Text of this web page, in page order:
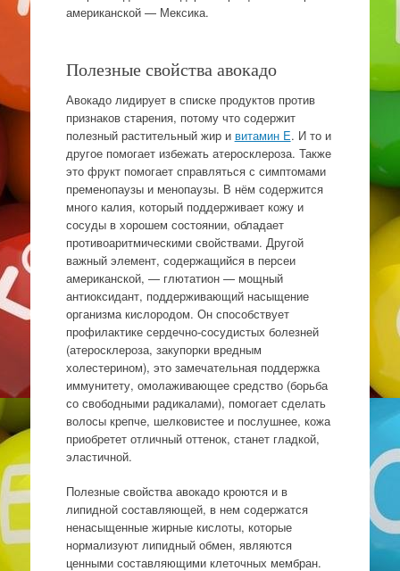
американской — Мексика.
Полезные свойства авокадо
Авокадо лидирует в списке продуктов против
признаков старения, потому что содержит
полезный растительный жир и витамин E. И то и
другое помогает избежать атеросклероза. Также
это фрукт помогает справляться с симптомами
пременопаузы и менопаузы. В нём содержится
много калия, который поддерживает кожу и
сосуды в хорошем состоянии, обладает
противоаритмическими свойствами. Другой
важный элемент, содержащийся в персеи
американской, — глютатион — мощный
антиоксидант, поддерживающий насыщение
организма кислородом. Он способствует
профилактике сердечно-сосудистых болезней
(атеросклероза, закупорки вредным
холестерином), это замечательная поддержка
иммунитету, омолаживающее средство (борьба
со свободными радикалами), помогает сделать
волосы крепче, шелковистее и послушнее, кожа
приобретет отличный оттенок, станет гладкой,
эластичной.
Полезные свойства авокадо кроются и в
липидной составляющей, в нем содержатся
ненасыщенные жирные кислоты, которые
нормализуют липидный обмен, являются
ценными составляющими клеточных мембран.